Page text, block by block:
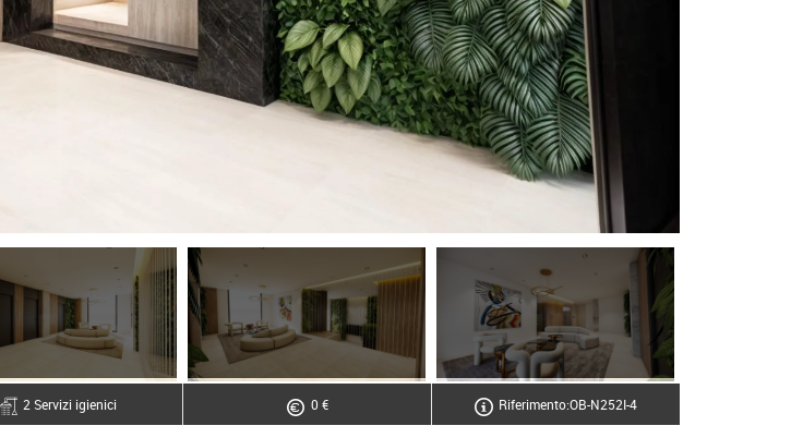
2 Servizi igienici 0 € Riferimento:OB-N252I-4